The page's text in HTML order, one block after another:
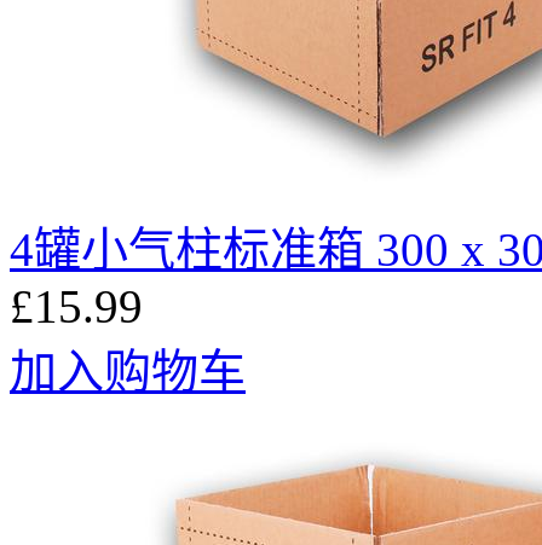
4罐小气柱标准箱 300 x
£15.99
加入购物车